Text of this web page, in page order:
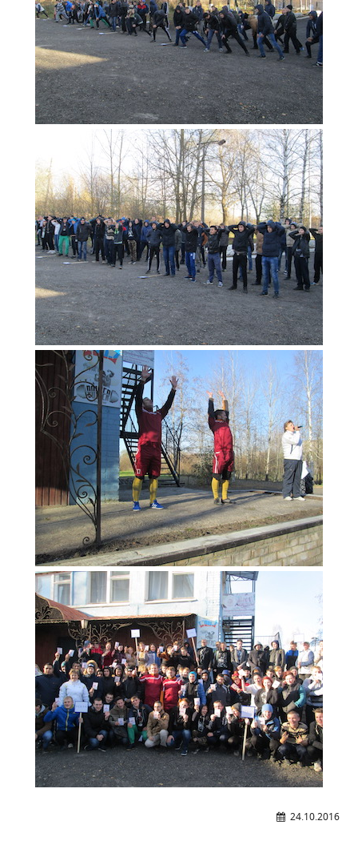
СВЕДЕНИЯ ОБ ОБРАЗОВАТЕЛЬНОЙ ОРГАНИЗАЦИИ
Основные сведения
Структура и органы управления образовательной
организацией
Документы
Образование
Образовательные стандарты и требования
Руководство
Педагогический состав
Материально-техническое обеспечение и
оснащенность образовательного процесса.
Доступная среда
Стипендии и меры поддержки обучающихся
Платные образовательные услуги
Финансово-хозяйственная деятельность
Вакантные места для приёма (перевода)
Международное сотрудничество
Организация питания в образовательной
организации
УЧЕБНАЯ РАБОТА
Расписание занятий
Заочное отделение
Локальные акты
ВОСПИТАТЕЛЬНАЯ РАБОТА
Безопасность на железной дороге
Дополнительное образование
Информационная безопасность
Информация для детей-сирот
Памятные даты военной истории
Пожарная безопасность
Программа воспитания
24.10.2016